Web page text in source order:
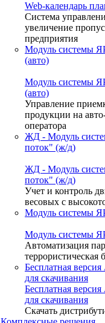
Web-календарь
Система
увеличение
предприятия
Модуль системы
(авто)
Модуль системы
(авто)
Управление
продукции на
оператора
ЖД - Модуль
поток" (ж/д)
ЖД - Модуль
поток" (ж/д)
Учет и контроль
весовых с
Модуль системы
Модуль системы
Автоматизация
террористическая
Бесплатная
для скачивания
Бесплатная
для скачивания
Скачать